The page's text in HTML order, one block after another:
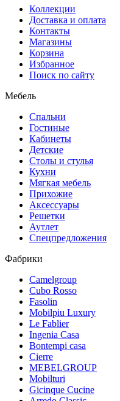
Коллекции
Доставка и оплата
Контакты
Магазины
Корзина
Избранное
Поиск по сайту
Мебель
Спальни
Гостиные
Кабинеты
Детские
Столы и стулья
Кухни
Мягкая мебель
Прихожие
Аксессуары
Решетки
Аутлет
Спецпредложения
Фабрики
Camelgroup
Cubo Rosso
Fasolin
Mobilpiu Luxury
Le Fablier
Ingenia Casa
Bontempi casa
Cierre
MEBELGROUP
Mobilturi
Gicinque Cucine